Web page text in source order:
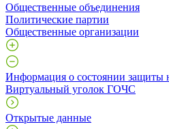
Общественные объединения
Политические партии
Общественные организации
Информация о состоянии защиты
Виртуальный уголок ГОЧС
Открытые данные